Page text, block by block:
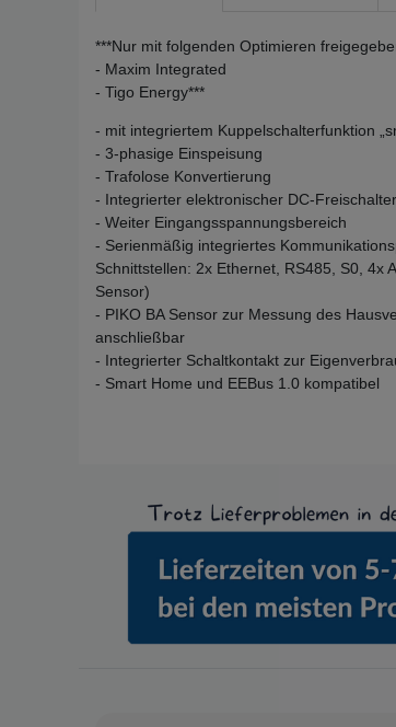
***Nur mit folgenden Optimieren
- Maxim Integrated
- Tigo Energy***
- mit integriertem Kuppelschalterfunktion
- 3-phasige Einspeisung
- Trafolose Konvertierung
- Integrierter elektronischer DC-Freischalter
- Weiter Eingangsspannungsbereich
- Serienmäßig integriertes
Schnittstellen: 2x Ethernet, RS485, S0, 4x
Sensor)
- PIKO BA Sensor zur Messung des
anschließbar
- Integrierter Schaltkontakt zur
- Smart Home und EEBus 1.0 kompatibel